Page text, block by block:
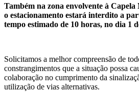
Também na zona envolvente à Capela
o estacionamento estará interdito a
tempo estimado de 10 horas, no dia 1
Solicitamos a melhor compreensão de
constrangimentos que a situação possa
colaboração no cumprimento da
utilização de vias alternativas.